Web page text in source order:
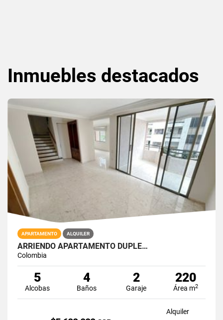
Inmuebles destacados
APARTAMENTO ALQUILER
ARRIENDO APARTAMENTO DUPLE…
Colombia
5
Alcobas
4
Baños
2
Garaje
220
Área m2
Alquiler